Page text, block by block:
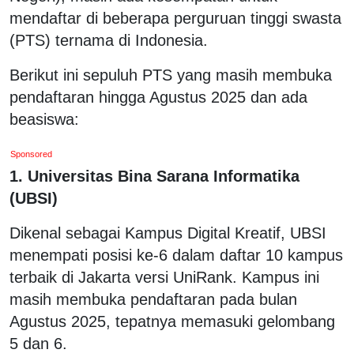
mendaftar di beberapa perguruan tinggi swasta
(PTS) ternama di Indonesia.
Berikut ini sepuluh PTS yang masih membuka
pendaftaran hingga Agustus 2025 dan ada
beasiswa:
Sponsored
1. Universitas Bina Sarana Informatika
(UBSI)
Dikenal sebagai Kampus Digital Kreatif, UBSI
menempati posisi ke-6 dalam daftar 10 kampus
terbaik di Jakarta versi UniRank. Kampus ini
masih membuka pendaftaran pada bulan
Agustus 2025, tepatnya memasuki gelombang
5 dan 6.